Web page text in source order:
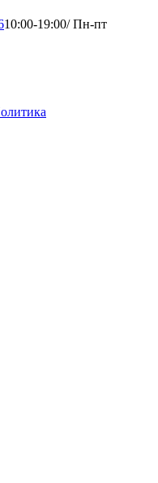
10:00-19:00/ Пн-пт